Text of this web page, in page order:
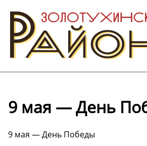
9 мая — День
9 мая — День Победы